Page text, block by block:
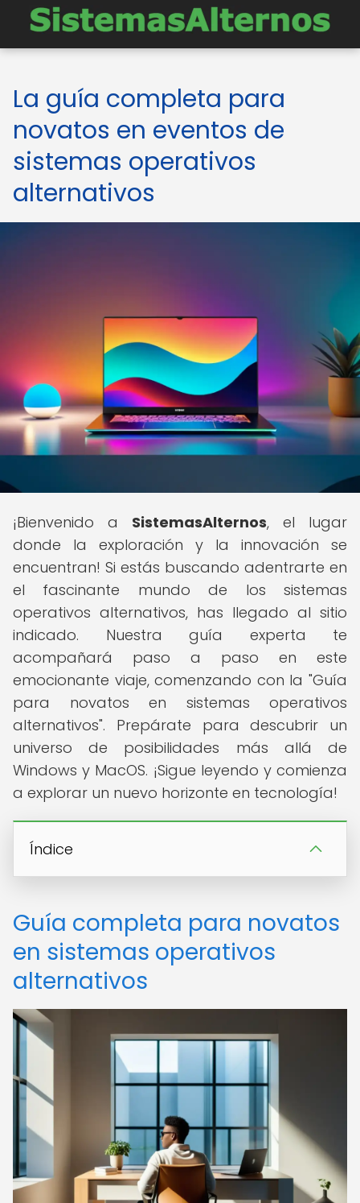
La guía completa para
novatos en eventos de
sistemas operativos
alternativos
¡Bienvenido a SistemasAlternos, el lugar
donde la exploración y la innovación se
encuentran! Si estás buscando adentrarte en
el fascinante mundo de los sistemas
operativos alternativos, has llegado al sitio
indicado. Nuestra guía experta te
acompañará paso a paso en este
emocionante viaje, comenzando con la "Guía
para novatos en sistemas operativos
alternativos". Prepárate para descubrir un
universo de posibilidades más allá de
Windows y MacOS. ¡Sigue leyendo y comienza
a explorar un nuevo horizonte en tecnología!
Índice
Guía completa para novatos
en sistemas operativos
alternativos